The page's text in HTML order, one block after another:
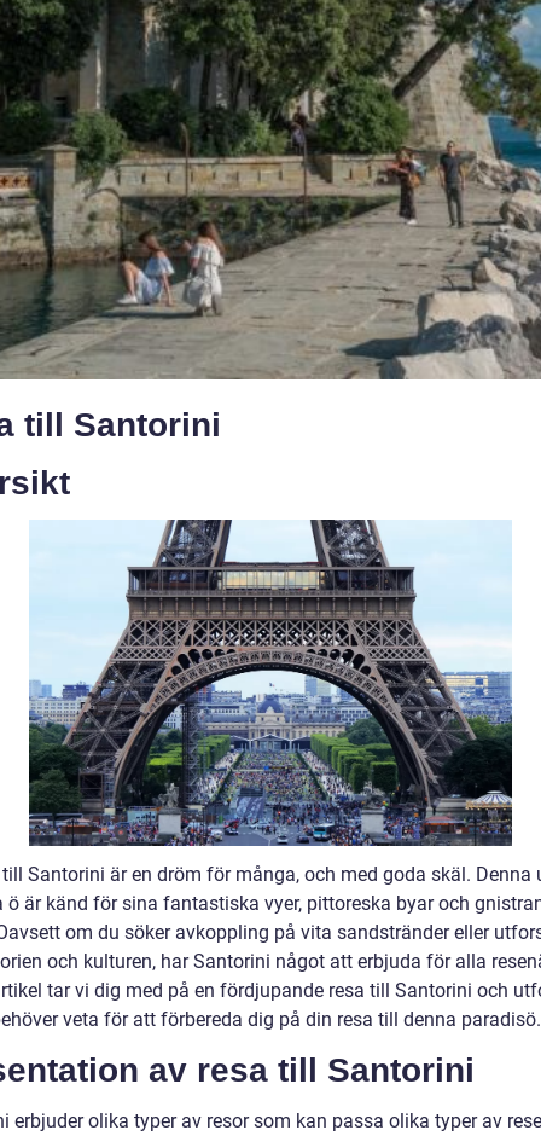
till Santorini
Santorini är en dröm för många, och med goda skäl. Denna
ö är känd för sina fantastiska vyer, pittoreska byar och
om du söker avkoppling på vita sandstränder eller
och kulturen, har Santorini något att erbjuda för alla
tar vi dig med på en fördjupande resa till Santorini och
veta för att förbereda dig på din resa till denna paradisö.
av resa till Santorini
erbjuder olika typer av resor som kan passa olika typer av